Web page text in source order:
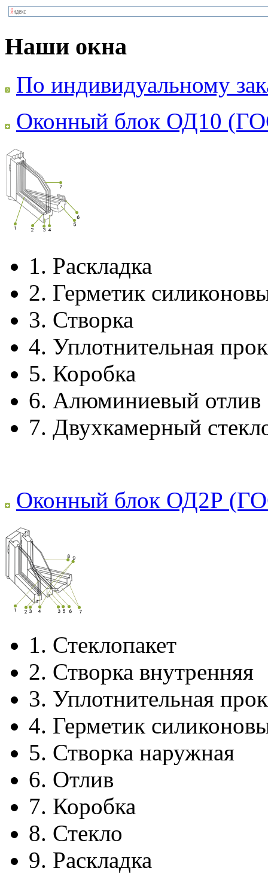
Наши окна
По индивидуальному
Оконный блок ОД10
1. Раскладка
2. Герметик
3. Створка
4. Уплотнительная
5. Коробка
6. Алюминиевый отлив
7. Двухкамерный
Оконный блок ОД2Р
1. Стеклопакет
2. Створка внутренняя
3. Уплотнительная
4. Герметик
5. Створка наружная
6. Отлив
7. Коробка
8. Стекло
9. Раскладка